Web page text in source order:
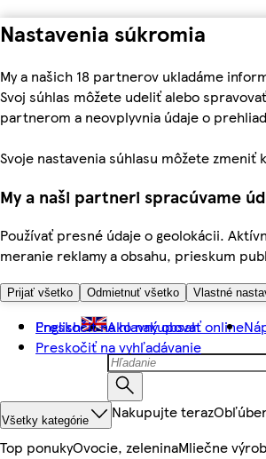
Nastavenia súkromia
My a našich 18 partnerov ukladáme
Svoj súhlas môžete udeliť alebo
partnerom a neovplyvnia údaje o
Svoje nastavenia súhlasu môžete
My a naši partneri spracúvame
Používať presné údaje o geolokácii.
meranie reklamy a obsahu, prieskum
Prijať všetko Odmietnuť všetko Vlastné
Preskočiť na hlavný obsah
Preskočiť na vyhľadávanie
English Ako nakupovať online
Všetky kategórie Nakupujte teraz
Top ponukyOvocie, zeleninaMliečne